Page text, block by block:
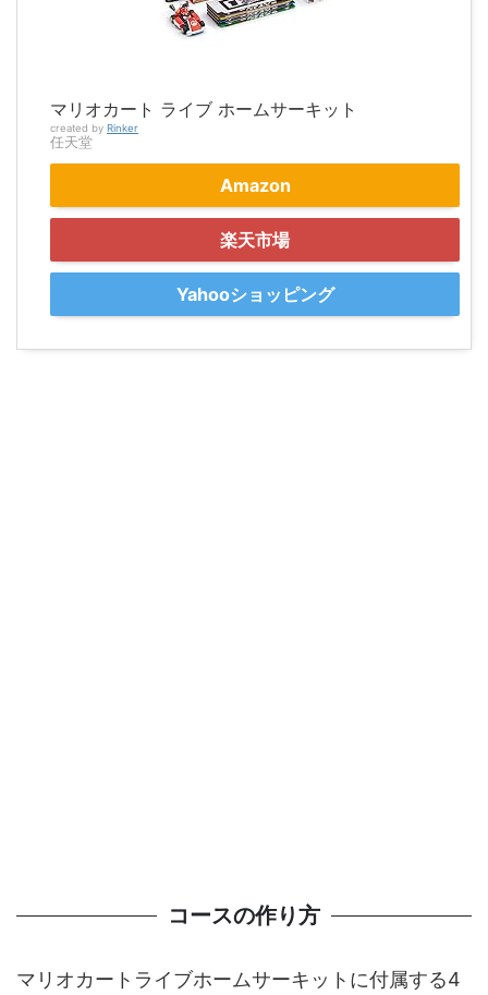
マリオカート ライブ ホームサーキット
created by Rinker
任天堂
Amazon
楽天市場
Yahooショッピング
コースの作り方
マリオカートライブホームサーキットに付属する4